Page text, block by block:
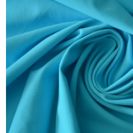
0,0
z
hvězdiček.